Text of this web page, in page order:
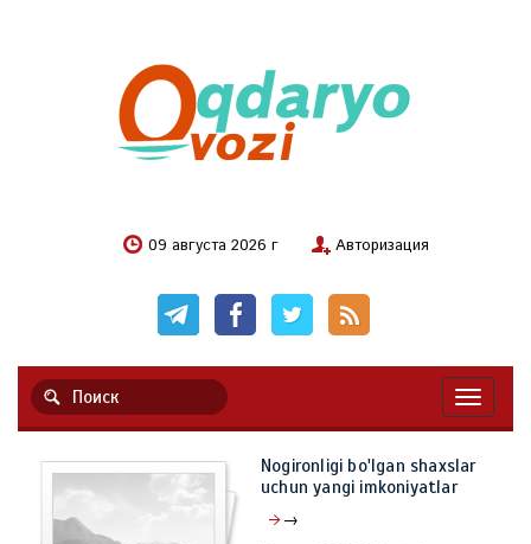
09 августа 2026 г Авторизация
Nogironligi bo'lgan shaxslar
uchun yangi imkoniyatlar
→